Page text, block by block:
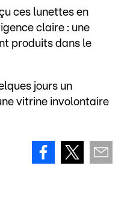
ces lunettes en
claire : une
produits dans le
jours un
vitrine involontaire